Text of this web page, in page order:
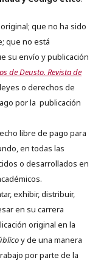
que no ha sido
que no está
su envío y publicación
de Deusto. Revista de
o derechos de
por la publicación
libre de pago para
en todas las
o desarrollados en
exhibir, distribuir,
en su carrera
original en la
y de una manera
por parte de la